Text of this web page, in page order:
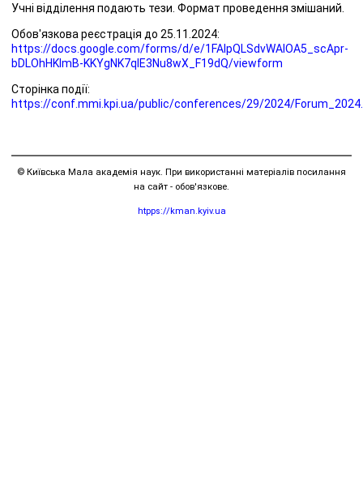
Учні відділення подають тези. Формат проведення змішаний.
Обов'язкова реєстрація до 25.11.2024:
https://docs.google.com/forms/d/e/1FAIpQLSdvWAlOA5_scApr-
bDLOhHKImB-KKYgNK7qlE3Nu8wX_F19dQ/viewform
Сторінка події:
https://conf.mmi.kpi.ua/public/conferences/29/2024/
© Київська Мала академія наук. При використанні матеріалів посилання
на сайт - обов'язкове.
htpps://kman.kyiv.ua